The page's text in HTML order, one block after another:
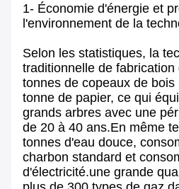
1- Économie d'énergie et
l'environnement de la
Selon les statistiques, la
traditionnelle de
tonnes de copeaux de bois
tonne de papier, ce qui
grands arbres avec une
de 20 à 40 ans.En même
tonnes d'eau douce,
charbon standard et
d'électricité.une grande